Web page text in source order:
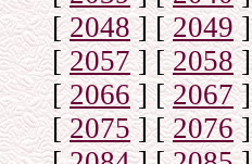
[2048] [2049]
[2057] [2058]
[2066] [2067]
[2075] [2076]